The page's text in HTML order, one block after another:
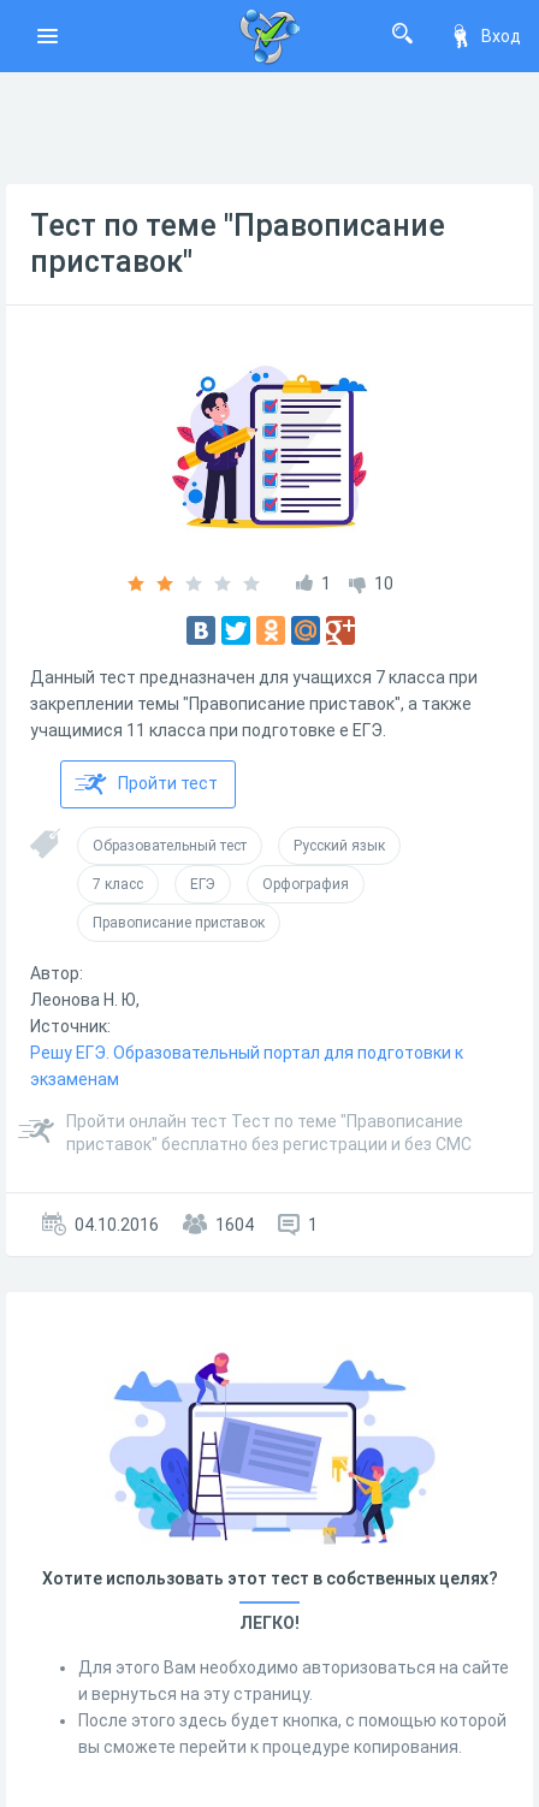
Вход
Тест по теме "Правописание
приставок"
1 10
Данный тест предназначен для учащихся 7 класса при
закреплении темы "Правописание приставок", а также
учащимися 11 класса при подготовке е ЕГЭ.
Пройти тест
Образовательный тест Русский язык
7 класс ЕГЭ Орфография
Правописание приставок
Автор:
Леонова Н. Ю,
Источник:
Решу ЕГЭ. Образовательный портал для подготовки к
экзаменам
Пройти онлайн тест Тест по теме "Правописание
приставок" бесплатно без регистрации и без СМС
04.10.2016 1604 1
Хотите использовать этот тест в собственных целях?
ЛЕГКО!
Для этого Вам необходимо авторизоваться на сайте
и вернуться на эту страницу.
После этого здесь будет кнопка, с помощью которой
вы сможете перейти к процедуре копирования.